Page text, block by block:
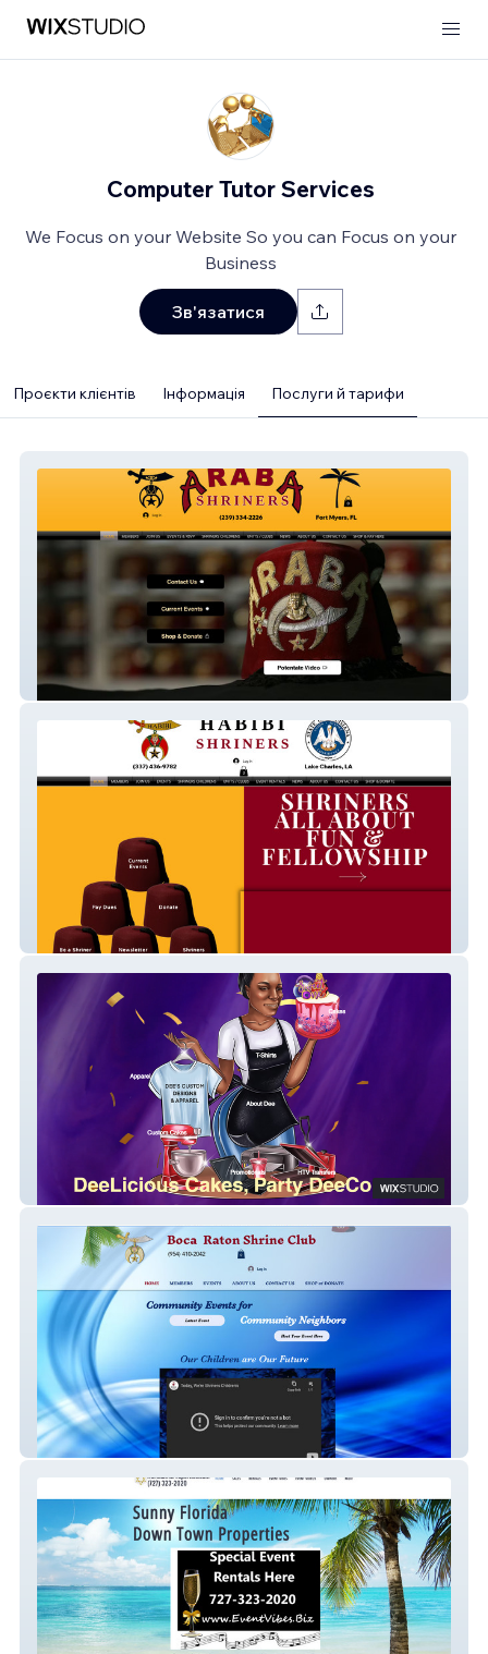
Computer Tutor Services
We Focus on your Website So you can Focus on your
Business
Зв'язатися
Проєкти клієнтів Інформація Послуги й тарифи
Araba Shriners
HabibiShriners
Dees Custom Designs & Apparels
BocaRatonShrineClub